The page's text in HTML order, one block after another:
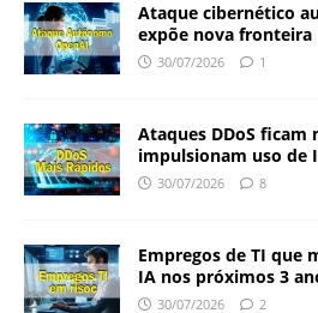
Ataque cibernético
expõe nova fronteira
30/07/2026 1
Ataques DDoS ficam
impulsionam uso de
30/07/2026 8
Empregos de TI que
IA nos próximos 3
30/07/2026 2